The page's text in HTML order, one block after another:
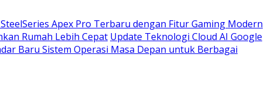
Apex Pro Terbaru dengan Fitur Gaming Modern
Rumah Lebih Cepat Update Teknologi Cloud AI Google
Baru Sistem Operasi Masa Depan untuk Berbagai